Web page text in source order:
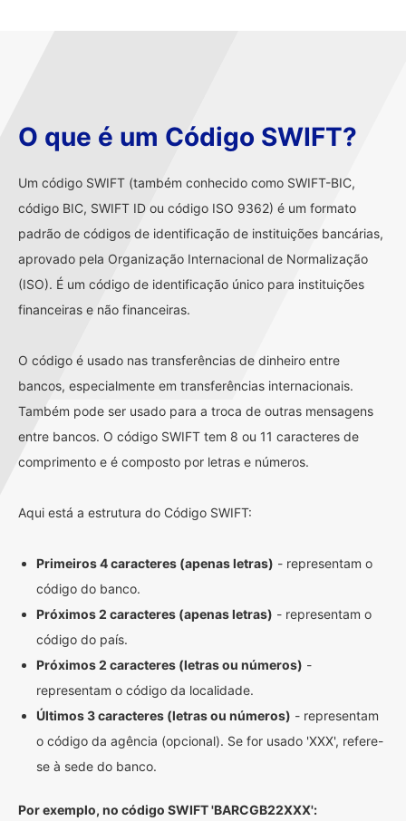
O que é um Código SWIFT?
Um código SWIFT (também conhecido como SWIFT-BIC,
código BIC, SWIFT ID ou código ISO 9362) é um formato
padrão de códigos de identificação de instituições bancárias,
aprovado pela Organização Internacional de Normalização
(ISO). É um código de identificação único para instituições
financeiras e não financeiras.
O código é usado nas transferências de dinheiro entre
bancos, especialmente em transferências internacionais.
Também pode ser usado para a troca de outras mensagens
entre bancos. O código SWIFT tem 8 ou 11 caracteres de
comprimento e é composto por letras e números.
Aqui está a estrutura do Código SWIFT:
Primeiros 4 caracteres (apenas letras) - representam o
código do banco.
Próximos 2 caracteres (apenas letras) - representam o
código do país.
Próximos 2 caracteres (letras ou números) -
representam o código da localidade.
Últimos 3 caracteres (letras ou números) - representam
o código da agência (opcional). Se for usado 'XXX', refere-
se à sede do banco.
Por exemplo, no código SWIFT 'BARCGB22XXX':